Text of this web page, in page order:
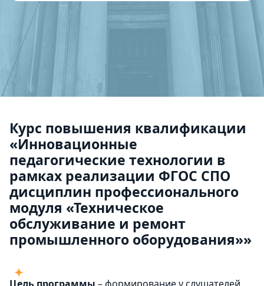
Курс повышения квалификации
«Инновационные
педагогические технологии в
рамках реализации ФГОС СПО
дисциплин профессионального
модуля «Техническое
обслуживание и ремонт
промышленного оборудования»»